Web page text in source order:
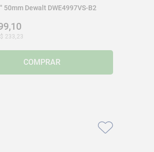
50mm Dewalt DWE4997VS-B2
,10
233,23
COMPRAR